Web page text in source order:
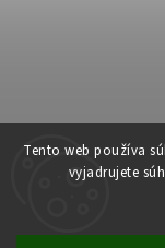
Tento web používa
vyjadrujete
Copyright